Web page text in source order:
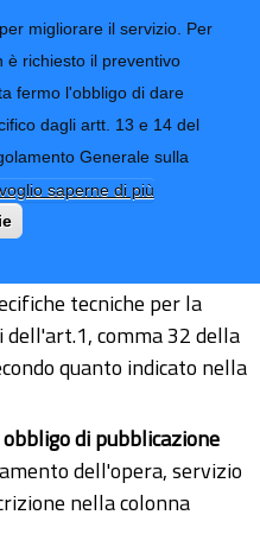
migliorare il servizio. Per
è richiesto il preventivo
fermo l'obbligo di dare
dagli artt. 13 e 14 del
Generale sulla
saperne di più
CONTATTI-URP
TRASPARENZA
procedure
tecniche per la
dell'art.1, comma 32 della
quanto indicato nella
di pubblicazione
dell'opera, servizio
nella colonna